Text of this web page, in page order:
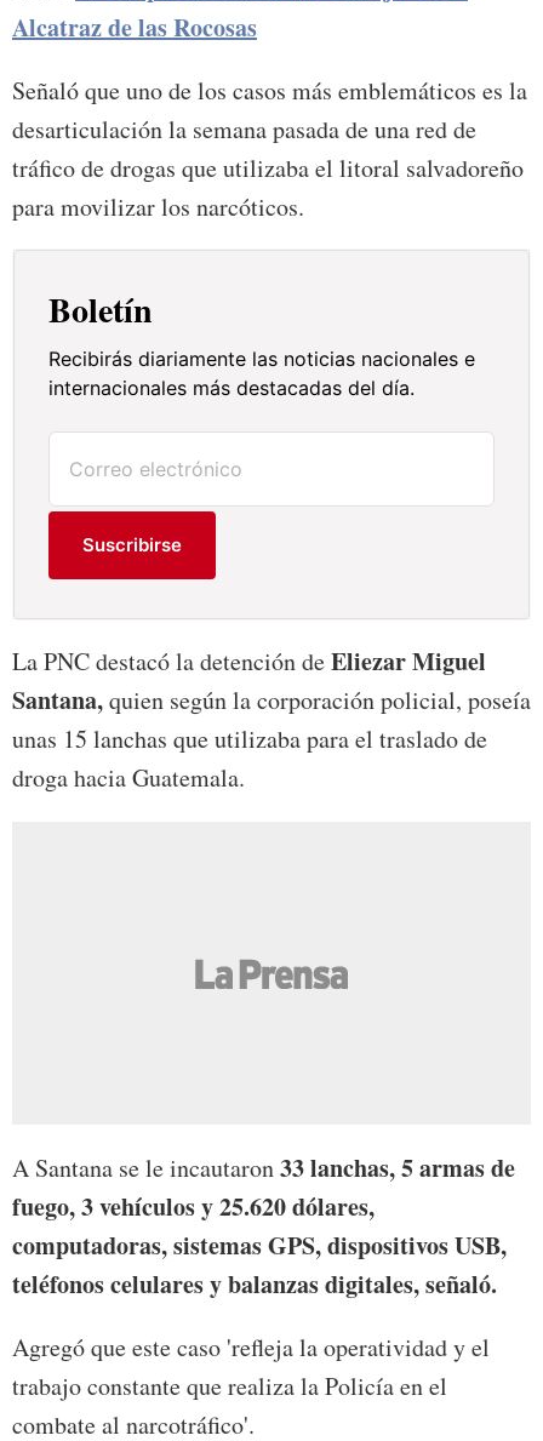
Alcatraz de las Rocosas
Señaló que uno de los casos más emblemáticos es la
desarticulación la semana pasada de una red de
tráfico de drogas que utilizaba el litoral salvadoreño
para movilizar los narcóticos.
Boletín
Recibirás diariamente las noticias nacionales e
internacionales más destacadas del día.
Suscribirse
La PNC destacó la detención deEliezar Miguel
Santana,quien según la corporación policial, poseía
unas 15 lanchas que utilizaba para el traslado de
droga hacia Guatemala.
A Santana se le incautaron33 lanchas, 5 armas de
fuego, 3 vehículos y 25.620 dólares,
computadoras, sistemas GPS, dispositivos USB,
teléfonos celulares y balanzas digitales, señaló.
Agregó que este caso 'refleja la operatividad y el
trabajo constante que realiza la Policía en el
combate al narcotráfico'.